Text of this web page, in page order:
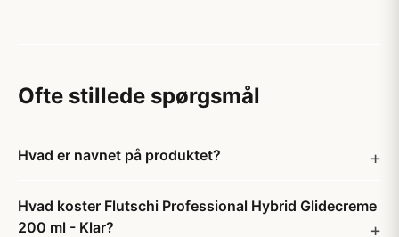
Ofte stillede spørgsmål
Hvad er navnet på produktet?
Hvad koster Flutschi Professional Hybrid Glidecreme
200 ml - Klar?